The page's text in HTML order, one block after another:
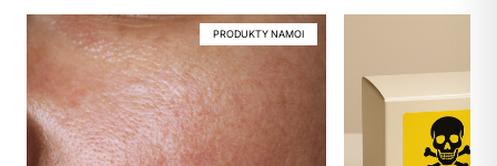
POLITYKA PRYWATNOŚCI
REGULAMIN SKLEPU
WYSYŁKA
PRODUKTY NAMOI